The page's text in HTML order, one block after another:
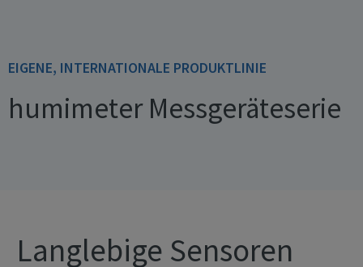
EIGENE, INTERNATIONALE PRODUKTLINIE
humimeter Messgeräteserie
Langlebige Sensoren